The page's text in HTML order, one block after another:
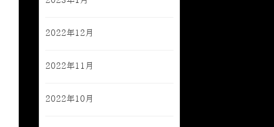
2022年12月
2022年11月
2022年10月